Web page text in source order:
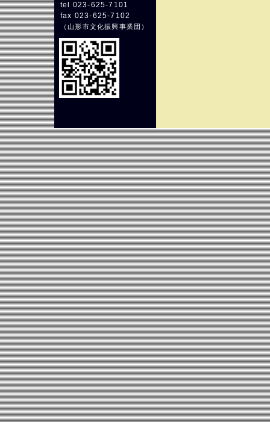
tel 023-625-7101
fax 023-625-7102
（山形市文化振興事業団 ）